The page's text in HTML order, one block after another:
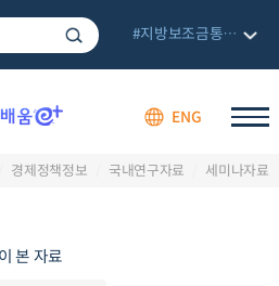
ENG
#지방보조금통합관리망
경제정책정보 국내연구자료 세미나자료
본 자료